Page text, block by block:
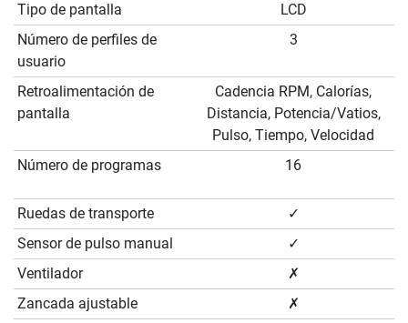
Tipo de pantalla
LCD
Número de perfiles de
usuario
3
Retroalimentación de
pantalla
Cadencia RPM, Calorías,
Distancia, Potencia/Vatios,
Pulso, Tiempo, Velocidad
Número de programas
16
Ruedas de transporte
✓
Sensor de pulso manual
✓
Ventilador
✗
Zancada ajustable
✗